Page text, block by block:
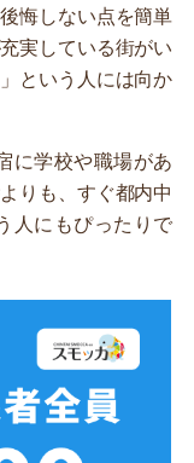
悔しない点を簡単
実している街がい
という人には向か
に学校や職場があ
りも、すぐ都内中
人にもぴったりで